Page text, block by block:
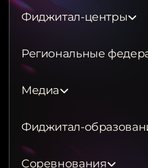
Фиджитал-центры
Региональные
Медиа
Фиджитал-
Соревнования